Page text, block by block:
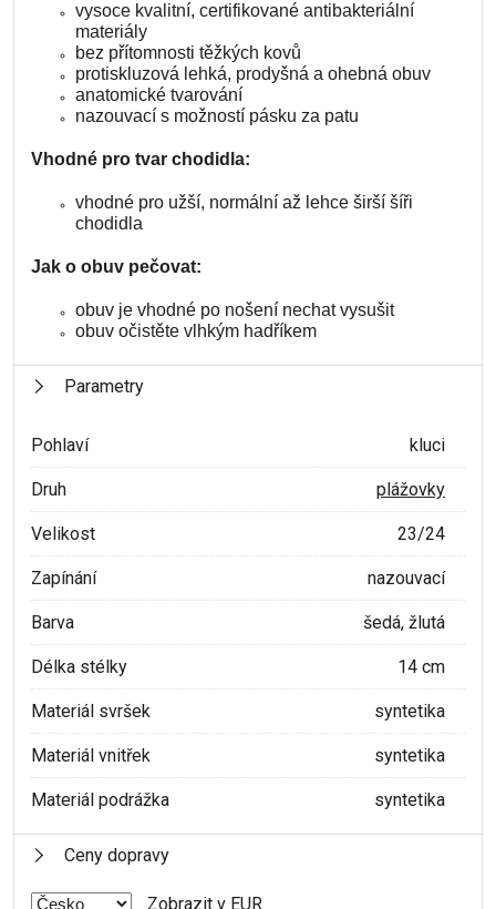
vysoce kvalitní, certifikované antibakteriální
materiály
bez přítomnosti těžkých kovů
protiskluzová lehká, prodyšná a ohebná obuv
anatomické tvarování
nazouvací s možností pásku za patu
Vhodné pro tvar chodidla:
vhodné pro užší, normální až lehce širší šíři
chodidla
Jak o obuv pečovat:
obuv je vhodné po nošení nechat vysušit
obuv očistěte vlhkým hadříkem
Parametry
Pohlaví kluci
Druh plážovky
Velikost 23/24
Zapínání nazouvací
Barva šedá, žlutá
Délka stélky 14 cm
Materiál svršek syntetika
Materiál vnitřek syntetika
Materiál podrážka syntetika
Ceny dopravy
Zobrazit v EUR